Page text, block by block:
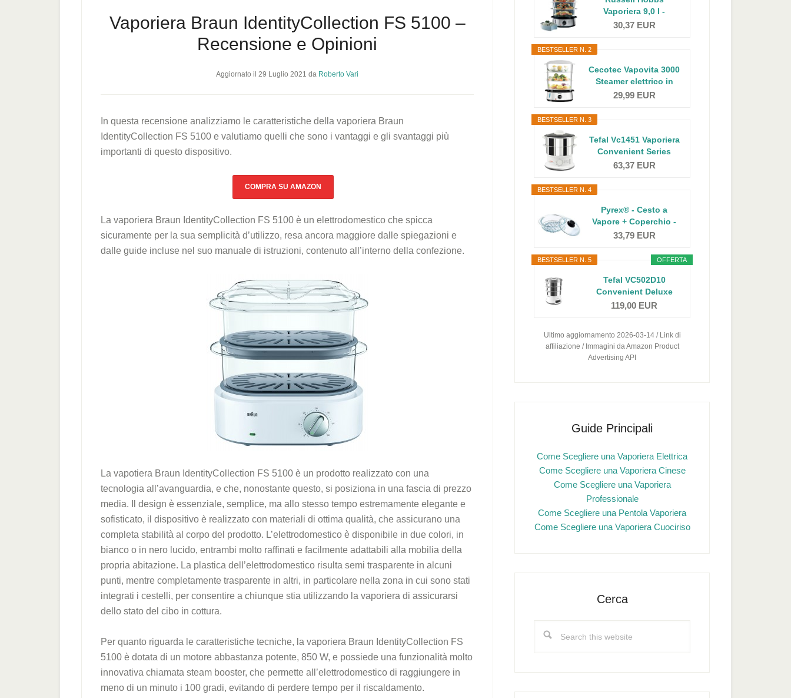
Vaporiera Braun IdentityCollection FS 5100 –
Recensione e Opinioni
Aggiornato il 29 Luglio 2021 da Roberto Vari
In questa recensione analizziamo le caratteristiche della vaporiera Braun
IdentityCollection FS 5100 e valutiamo quelli che sono i vantaggi e gli svantaggi più
importanti di questo dispositivo.
COMPRA SU AMAZON
La vaporiera Braun IdentityCollection FS 5100 è un elettrodomestico che spicca
sicuramente per la sua semplicità d’utilizzo, resa ancora maggiore dalle spiegazioni e
dalle guide incluse nel suo manuale di istruzioni, contenuto all’interno della confezione.
La vapotiera Braun IdentityCollection FS 5100 è un prodotto realizzato con una
tecnologia all’avanguardia, e che, nonostante questo, si posiziona in una fascia di prezzo
media. Il design è essenziale, semplice, ma allo stesso tempo estremamente elegante e
sofisticato, il dispositivo è realizzato con materiali di ottima qualità, che assicurano una
completa stabilità al corpo del prodotto. L’elettrodomestico è disponibile in due colori, in
bianco o in nero lucido, entrambi molto raffinati e facilmente adattabili alla mobilia della
propria abitazione. La plastica dell’elettrodomestico risulta semi trasparente in alcuni
punti, mentre completamente trasparente in altri, in particolare nella zona in cui sono stati
integrati i cestelli, per consentire a chiunque stia utilizzando la vaporiera di assicurarsi
dello stato del cibo in cottura.
Per quanto riguarda le caratteristiche tecniche, la vaporiera Braun IdentityCollection FS
5100 è dotata di un motore abbastanza potente, 850 W, e possiede una funzionalità molto
innovativa chiamata steam booster, che permette all’elettrodomestico di raggiungere in
meno di un minuto i 100 gradi, evitando di perdere tempo per il riscaldamento.
Vaporiera 9,0 l -
Multicottura...
30,37 EUR
BESTSELLER N. 2
Cecotec Vapovita 3000
Steamer elettrico in
acciaio...
29,99 EUR
BESTSELLER N. 3
Tefal Vc1451 Vaporiera
Convenient Series
Inox...
63,37 EUR
BESTSELLER N. 4
Pyrex® - Cesto a
Vapore + Coperchio -
Cucina a...
33,79 EUR
OFFERTA
BESTSELLER N. 5
Tefal VC502D10
Convenient Deluxe
Vaporiera...
119,00 EUR
Ultimo aggiornamento 2026-03-14 / Link di
affiliazione / Immagini da Amazon Product
Advertising API
Guide Principali
Come Scegliere una Vaporiera Elettrica
Come Scegliere una Vaporiera Cinese
Come Scegliere una Vaporiera
Professionale
Come Scegliere una Pentola Vaporiera
Come Scegliere una Vaporiera Cuociriso
Cerca
this